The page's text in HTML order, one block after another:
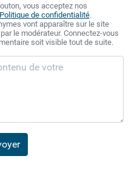
vous acceptez nos
Politique de confidentialité.
vont apparaître sur le site
le modérateur. Connectez-vous
soit visible tout de suite.